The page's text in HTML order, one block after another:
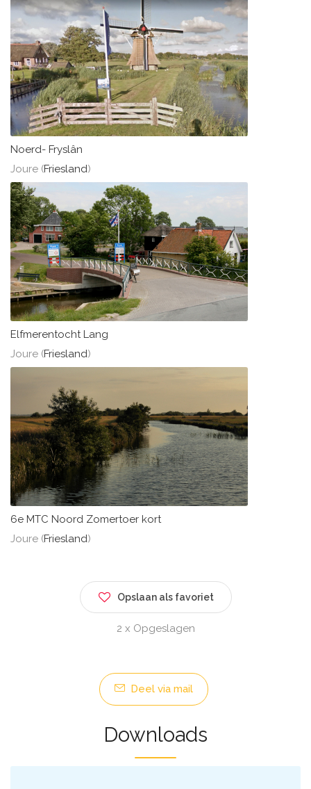
Noerd- Fryslân
Joure (Friesland)
Elfmerentocht Lang
Joure (Friesland)
6e MTC Noord Zomertoer kort
Joure (Friesland)
Opslaan als favoriet
2 x Opgeslagen
Deel via mail
Downloads